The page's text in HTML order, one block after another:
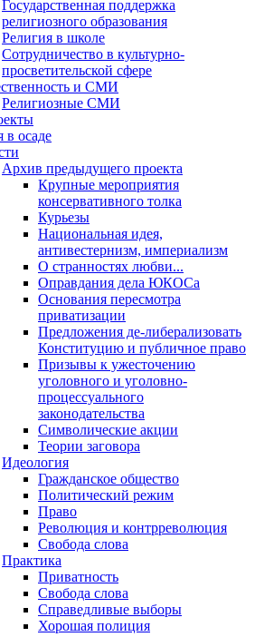
Государственная поддержка
религиозного образования
Религия в школе
Сотрудничество в культурно-
просветительской сфере
и СМИ
Религиозные СМИ
в осаде
Архив предыдущего проекта
Крупные мероприятия
консервативного толка
Курьезы
Национальная идея,
антивестернизм, империализм
О странностях любви...
Оправдания дела ЮКОСа
Основания пересмотра
приватизации
Предложения де-либерализовать
Конституцию и публичное право
Призывы к ужесточению
уголовного и уголовно-
процессуального
законодательства
Символические акции
Теории заговора
Идеология
Гражданское общество
Политический режим
Право
Революция и контрреволюция
Свобода слова
Практика
Приватность
Свобода слова
Справедливые выборы
Хорошая полиция